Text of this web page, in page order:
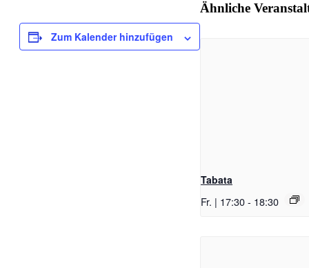
Zum Kalender hinzufügen
Ähnliche
Tabata
Fr. | 17:30- 18:30